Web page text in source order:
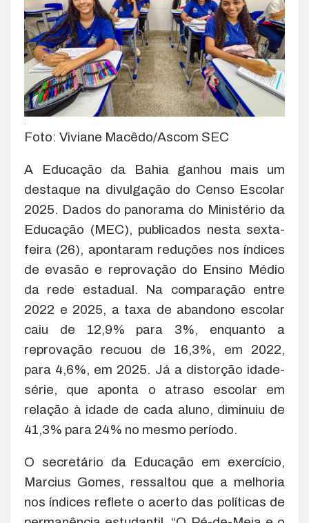
.
Foto: Viviane Macêdo/Ascom SEC
A Educação da Bahia ganhou mais um
destaque na divulgação do Censo Escolar
2025. Dados do panorama do Ministério da
Educação (MEC), publicados nesta sexta-
feira (26), apontaram reduções nos índices
de evasão e reprovação do Ensino Médio
da rede estadual. Na comparação entre
2022 e 2025, a taxa de abandono escolar
caiu de 12,9% para 3%, enquanto a
reprovação recuou de 16,3%, em 2022,
para 4,6%, em 2025. Já a distorção idade-
série, que aponta o atraso escolar em
relação à idade de cada aluno, diminuiu de
41,3% para 24% no mesmo período.
O secretário da Educação em exercício,
Marcius Gomes, ressaltou que a melhoria
nos índices reflete o acerto das políticas de